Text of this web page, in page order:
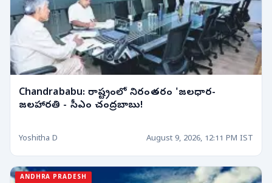
Chandrababu: రాష్ట్రంలో నిరంతరం 'జలధార-
జలహారతి - సీఎం చంద్రబాబు!
Yoshitha D August 9, 2026, 12:11 PM IST
ANDHRA PRADESH